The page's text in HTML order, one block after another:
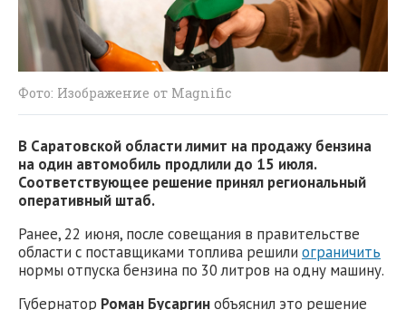
Фото: Изображение от Magnific
В Саратовской области лимит на продажу бензина
на один автомобиль продлили до 15 июля.
Соответствующее решение принял региональный
оперативный штаб.
Ранее, 22 июня, после совещания в правительстве
области с поставщиками топлива решили ограничить
нормы отпуска бензина по 30 литров на одну машину.
Губернатор Роман Бусаргинобъяснил это решение